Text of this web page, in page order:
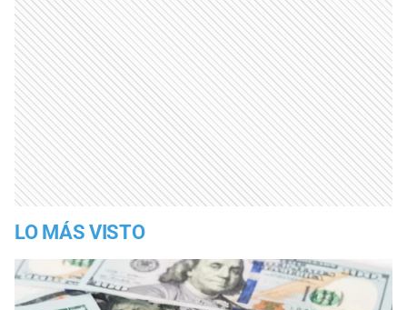
LO MÁS VISTO